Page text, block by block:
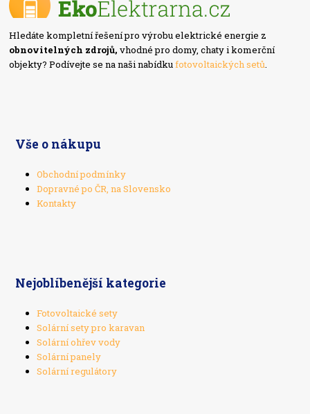
Hledáte kompletní řešení pro výrobu elektrické energie z
obnovitelných zdrojů, vhodné pro domy, chaty i komerční
objekty? Podívejte se na naši nabídkufotovoltaických setů.
Vše o nákupu
Obchodní podmínky
Dopravné po ČR, na Slovensko
Kontakty
Nejoblíbenější kategorie
Fotovoltaické sety
Solární sety pro karavan
Solární ohřev vody
Solární panely
Solární regulátory